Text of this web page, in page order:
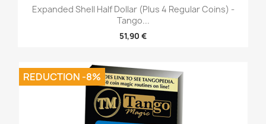
Expanded Shell Half Dollar (plus 4 Regular Coins) -
Tango...
51,90 €
REDUCTION -8%